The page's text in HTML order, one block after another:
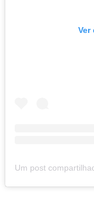
Ver
Um post